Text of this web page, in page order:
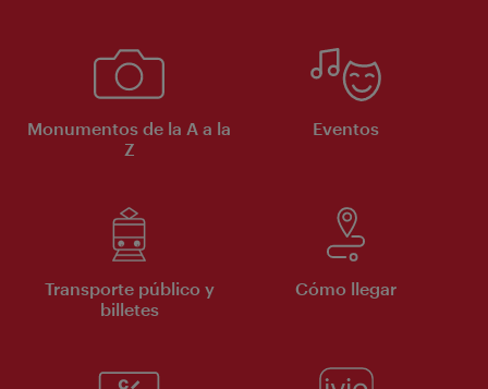
Monumentos de la A a la
Z
Eventos
Transporte público y
billetes
Cómo llegar